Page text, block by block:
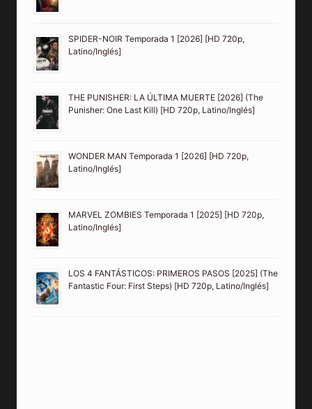
SPIDER-NOIR Temporada 1 [2026] [HD 720p,
Latino/Inglés]
THE PUNISHER: LA ÚLTIMA MUERTE [2026] (The
Punisher: One Last Kill) [HD 720p, Latino/Inglés]
WONDER MAN Temporada 1 [2026] [HD 720p,
Latino/Inglés]
MARVEL ZOMBIES Temporada 1 [2025] [HD 720p,
Latino/Inglés]
LOS 4 FANTÁSTICOS: PRIMEROS PASOS [2025] (The
Fantastic Four: First Steps) [HD 720p, Latino/Inglés]